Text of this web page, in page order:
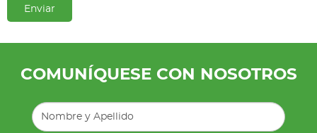
Enviar
COMUNÍQUESE CON NOSOTROS